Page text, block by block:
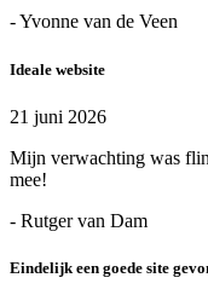
- Yvonne van de Veen
Ideale website
21 juni 2026
Mijn verwachting was
mee!
- Rutger van Dam
Eindelijk een goede site